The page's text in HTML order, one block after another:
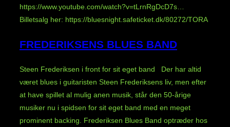
https://www.youtube.com/watch?v=tLrnRgDcD7s…
Billetsalg her: https://bluesnight.safeticket.dk/80272/TORA
FREDERIKSENS BLUES BAND
Steen Frederiksen i front for sit eget band Der har altid
været blues i guitaristen Steen Frederiksens liv, men efter
at have spillet al mulig anen musik, står den 50-årige
musiker nu i spidsen for sit eget band med en meget
prominent backing. Frederiksen Blues Band optræder hos